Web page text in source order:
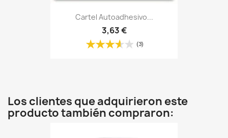
Cartel Autoadhesivo...
3,63 €
(3)
Los clientes que adquirieron este
producto también compraron: